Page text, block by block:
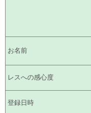
お名前
レスへの感心度
登録日時